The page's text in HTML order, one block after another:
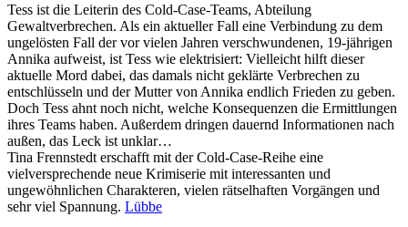
du
gehörst
mir
Tess ist die Leiterin des Cold-Case-Teams, Abteilung
Gewaltverbrechen. Als ein aktueller Fall eine Verbindung zu dem
ungelösten Fall der vor vielen Jahren verschwundenen, 19-jährigen
Annika aufweist, ist Tess wie elektrisiert: Vielleicht hilft dieser
aktuelle Mord dabei, das damals nicht geklärte Verbrechen zu
entschlüsseln und der Mutter von Annika endlich Frieden zu geben.
Doch Tess ahnt noch nicht, welche Konsequenzen die Ermittlungen
ihres Teams haben. Außerdem dringen dauernd Informationen nach
außen, das Leck ist unklar…
Tina Frennstedt erschafft mit der Cold-Case-Reihe eine
vielversprechende neue Krimiserie mit interessanten und
ungewöhnlichen Charakteren, vielen rätselhaften Vorgängen und
sehr viel Spannung. Lübbe